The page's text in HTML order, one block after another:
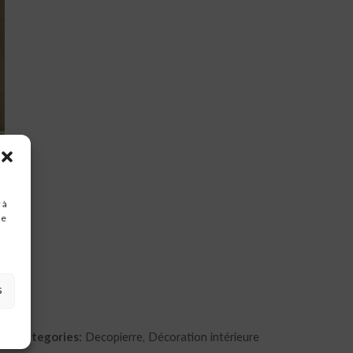
Categories: Decopierre, Décoration intérieure